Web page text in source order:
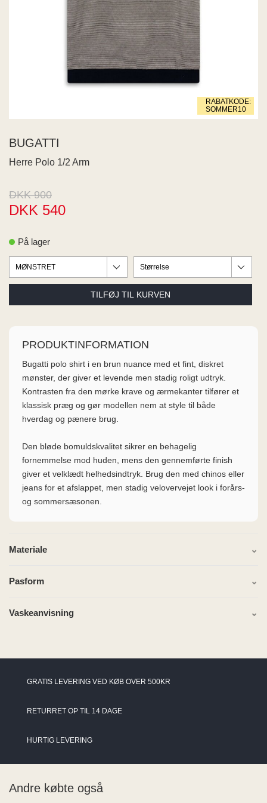
Living
JDY
M
RABATKODE:
SOMMER10
BUGATTI
Herre Polo 1/2 Arm
DKK 900
DKK 540
På lager
PRODUKTINFORMATION
Bugatti polo shirt i en brun nuance med et fint, diskret
mønster, der giver et levende men stadig roligt udtryk.
Kontrasten fra den mørke krave og ærmekanter tilfører et
klassisk præg og gør modellen nem at style til både
hverdag og pænere brug.
Den bløde bomuldskvalitet sikrer en behagelig
fornemmelse mod huden, mens den gennemførte finish
giver et velklædt helhedsindtryk. Brug den med chinos eller
jeans for et afslappet, men stadig velovervejet look i forårs-
og sommersæsonen.
Materiale
Pasform
Vaskeanvisning
GRATIS LEVERING VED KØB OVER 500KR
RETURRET OP TIL 14 DAGE
HURTIG LEVERING
Andre købte også